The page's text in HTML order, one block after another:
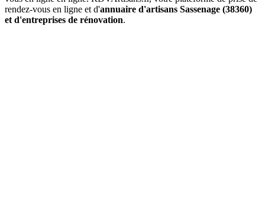
rendez-vous en ligne et d'annuaire d'artisans Sassenage (38360)
et d'entreprises de rénovation.